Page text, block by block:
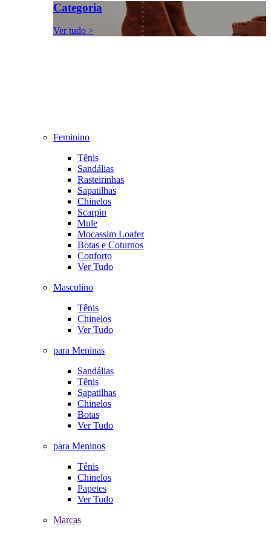
Categoria
Ver tudo >
Feminino
Tênis
Sandálias
Rasteirinhas
Sapatilhas
Chinelos
Scarpin
Mule
Mocassim Loafer
Botas e Coturnos
Conforto
Ver Tudo
Masculino
Tênis
Chinelos
Ver Tudo
para Meninas
Sandálias
Tênis
Sapatilhas
Chinelos
Botas
Ver Tudo
para Meninos
Tênis
Chinelos
Papetes
Ver Tudo
Marcas